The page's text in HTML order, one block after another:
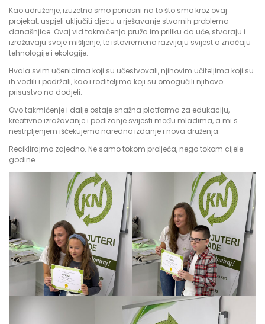
Kao udruženje, izuzetno smo ponosni na to što smo kroz ovaj
projekat, uspjeli uključiti djecu u rješavanje stvarnih problema
današnjice. Ovaj vid takmičenja pruža im priliku da uče, stvaraju i
izražavaju svoje mišljenje, te istovremeno razvijaju svijest o značaju
tehnologije i ekologije.
Hvala svim učenicima koji su učestvovali, njihovim učiteljima koji su
ih vodili i podržali, kao i roditeljima koji su omogućili njihovo
prisustvo na dodjeli.
Ovo takmičenje i dalje ostaje snažna platforma za edukaciju,
kreativno izražavanje i podizanje svijesti među mladima, a mi s
nestrpljenjem iščekujemo naredno izdanje i nova druženja.
Reciklirajmo zajedno. Ne samo tokom proljeća, nego tokom cijele
godine.